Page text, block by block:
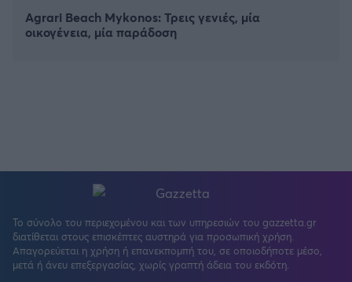
Agrari Beach Mykonos: Τρεις γενιές, μία
οικογένεια, μία παράδοση
Το σύνολο του περιεχομένου και των υπηρεσιών του gazzetta.gr
διατίθεται στους επισκέπτες αυστηρά για προσωπική χρήση.
Απαγορεύεται η χρήση ή επανεκπομπή του, σε οποιοδήποτε μέσο,
μετά ή άνευ επεξεργασίας, χωρίς γραπτή άδεια του εκδότη.